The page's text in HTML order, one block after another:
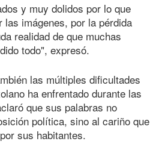
y muy dolidos por lo que
las imágenes, por la pérdida
realidad de que muchas
todo", expresó.
las múltiples dificultades
ha enfrentado durante las
que sus palabras no
política, sino al cariño que
sus habitantes.